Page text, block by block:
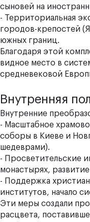
сыновей на
- Территориальная
городов-крепостей
южных границ.
Благодаря этой
видное место в
средневековой
Внутренняя
Внутренние
- Масштабное
соборы в Киеве и
шедеврами).
- Просветительские
монастырях,
- Поддержка
институтов, начало
Эти меры создали
расцвета,